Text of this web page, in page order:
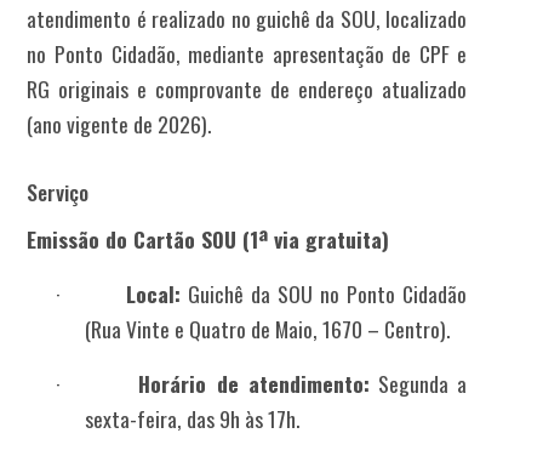
atendimento é realizado no guichê da SOU, localizado
no Ponto Cidadão, mediante apresentação de CPF e
RG originais e comprovante de endereço atualizado
(ano vigente de 2026).
Serviço
Emissão do Cartão SOU (1ª via gratuita)
·
Local: Guichê da SOU no Ponto Cidadão
(Rua Vinte e Quatro de Maio, 1670 – Centro).
·
Horário de atendimento: Segunda a
sexta-feira, das 9h às 17h.